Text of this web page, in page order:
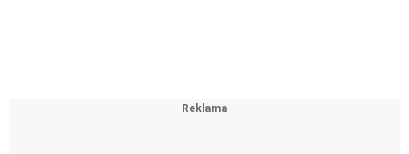
způsobem tedy Omnilux proniká i do dalších oblastí